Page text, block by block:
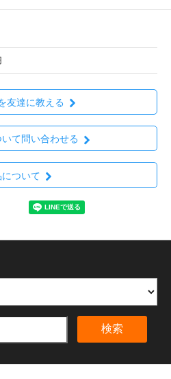
友達に教える
て問い合わせる
ついて
検索